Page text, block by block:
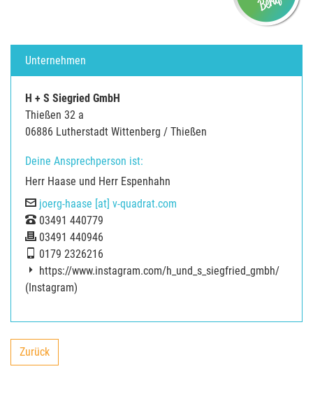
Unternehmen
H + S Siegried GmbH
Thießen 32 a
06886 Lutherstadt Wittenberg / Thießen
Deine Ansprechperson ist:
Herr Haase und Herr Espenhahn
E-Mail
joerg-haase [at] v-quadrat.com
Tel
03491 440779
Fax
03491 440946
Mobil
0179 2326216
https://www.instagram.com/h_und_s_siegfried_gmbh/
(Instagram)
backward
Zurück